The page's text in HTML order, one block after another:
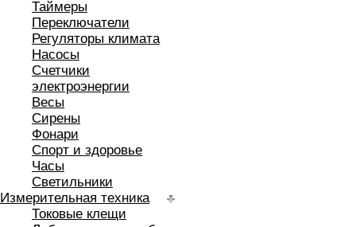
Таймеры
Переключатели
Регуляторы климата
Насосы
Счетчики
электроэнергии
Весы
Сирены
Фонари
Спорт и здоровье
Часы
Светильники
Измерительная техника
Токовые клещи